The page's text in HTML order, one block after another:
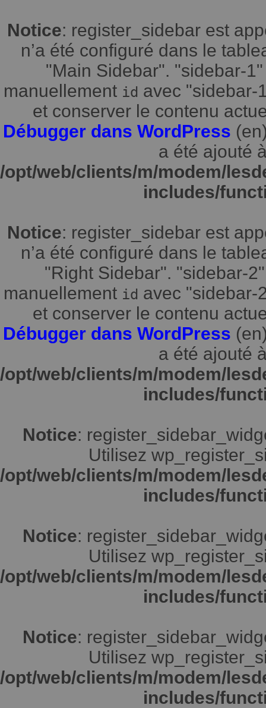
Notice: register_sidebar est
n’a été configuré dans le
"Main Sidebar". "sidebar-
manuellement id avec "sidebar-
et conserver le contenu
Débugger dans WordPress
a été ajouté
/opt/web/clients/m/modem/
includes/
Notice: register_sidebar est
n’a été configuré dans le
"Right Sidebar". "sidebar-
manuellement id avec "sidebar-
et conserver le contenu
Débugger dans WordPress
a été ajouté
/opt/web/clients/m/modem/
includes/
Notice:
Utilisez
/opt/web/clients/m/modem/
includes/
Notice:
Utilisez
/opt/web/clients/m/modem/
includes/
Notice:
Utilisez
/opt/web/clients/m/modem/
includes/